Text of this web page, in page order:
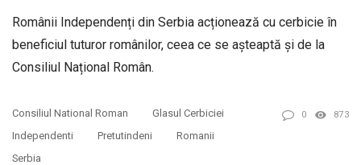
Românii Independenți din Serbia acționează cu cerbicie în
beneficiul tuturor românilor, ceea ce se așteaptă și de la
Consiliul Național Român.
Consiliul National Roman
Glasul Cerbiciei
Independenti
Pretutindeni
Romanii
Serbia
0 873